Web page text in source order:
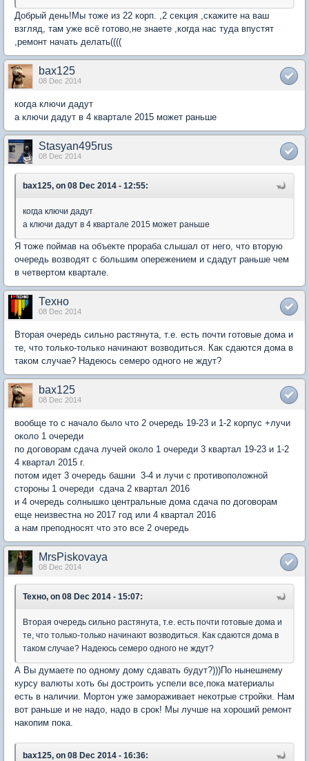
Добрый день!Мы тоже из 22 корп. ,2 секция ,скажите на ваш
взгляд, там уже всё готово,не знаете ,когда нас туда впустят
,ремонт начать делать((((
bax125
08 Dec 2014
когда ключи дадут
а ключи дадут в 4 квартале 2015 может раньше
Stasyan495rus
08 Dec 2014
bax125, on 08 Dec 2014 - 12:55:
когда ключи дадут
а ключи дадут в 4 квартале 2015 может раньше
Я тоже поймав на объекте прораба слышал от него, что вторую
очередь возводят с большим опережением и сдадут раньше чем
в четвертом квартале.
Техно
08 Dec 2014
Вторая очередь сильно растянута, т.е. есть почти готовые дома и
те, что только-только начинают возводиться. Как сдаются дома в
таком случае? Надеюсь семеро одного не ждут?
bax125
08 Dec 2014
вообще то с начало было что 2 очередь 19-23 и 1-2 корпус +лучи
около 1 очереди
по договорам сдача лучей около 1 очереди 3 квартал 19-23 и 1-2
4 квартал 2015 г.
потом идет 3 очередь башни 3-4 и лучи с противоположной
стороны 1 очереди сдача 2 квартал 2016
и 4 очередь солнышко центральные дома сдача по договорам
еще неизвестна но 2017 год или 4 квартал 2016
а нам преподносят что это все 2 очередь
MrsPiskovaya
08 Dec 2014
Техно, on 08 Dec 2014 - 15:07:
Вторая очередь сильно растянута, т.е. есть почти готовые дома и
те, что только-только начинают возводиться. Как сдаются дома в
таком случае? Надеюсь семеро одного не ждут?
А Вы думаете по одному дому сдавать будут?)))По нынешнему
курсу валюты хоть бы достроить успели все,пока материалы
есть в наличии. Мортон уже замораживает некотрые стройки. Нам
вот раньше и не надо, надо в срок! Мы лучше на хороший ремонт
накопим пока.
bax125, on 08 Dec 2014 - 16:36: